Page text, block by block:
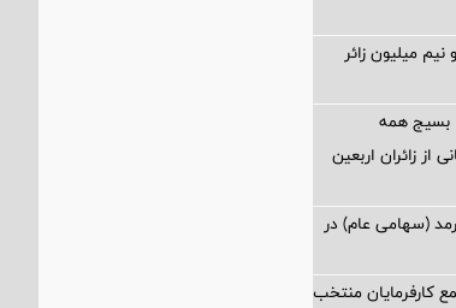
میلیون زائر
بسیج همه
از زائران اربعین
(سهامی عام) در
کارفرمایان منتخب